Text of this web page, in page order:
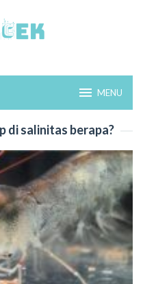
MENU
di salinitas berapa?